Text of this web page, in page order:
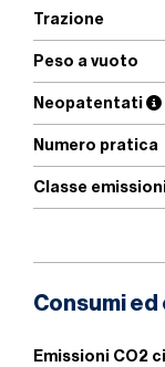
Trazione
Peso a vuoto
Neopatentati
Numero pratica
Classe
Consumi ed
Emissioni CO2